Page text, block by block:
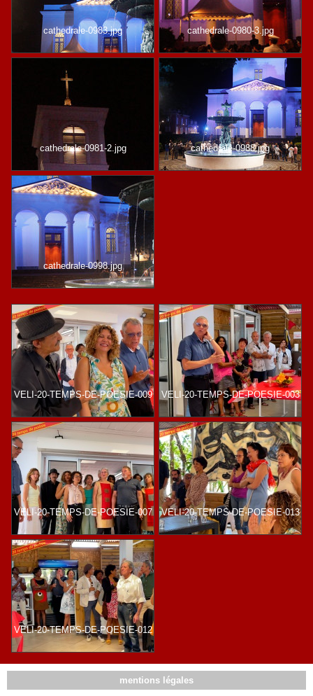
cathedrale-0983.jpg cathedrale-0980-3.jpg
cathedrale-0981-2.jpg cathedrale-0988.jpg
cathedrale-0998.jpg
VELI-20-TEMPS-DE-POESIE-009 VELI-20-TEMPS-DE-POESIE-003
VELI-20-TEMPS-DE-POESIE-007 VELI-20-TEMPS-DE-POESIE-013
VELI-20-TEMPS-DE-POESIE-012
mentions légales